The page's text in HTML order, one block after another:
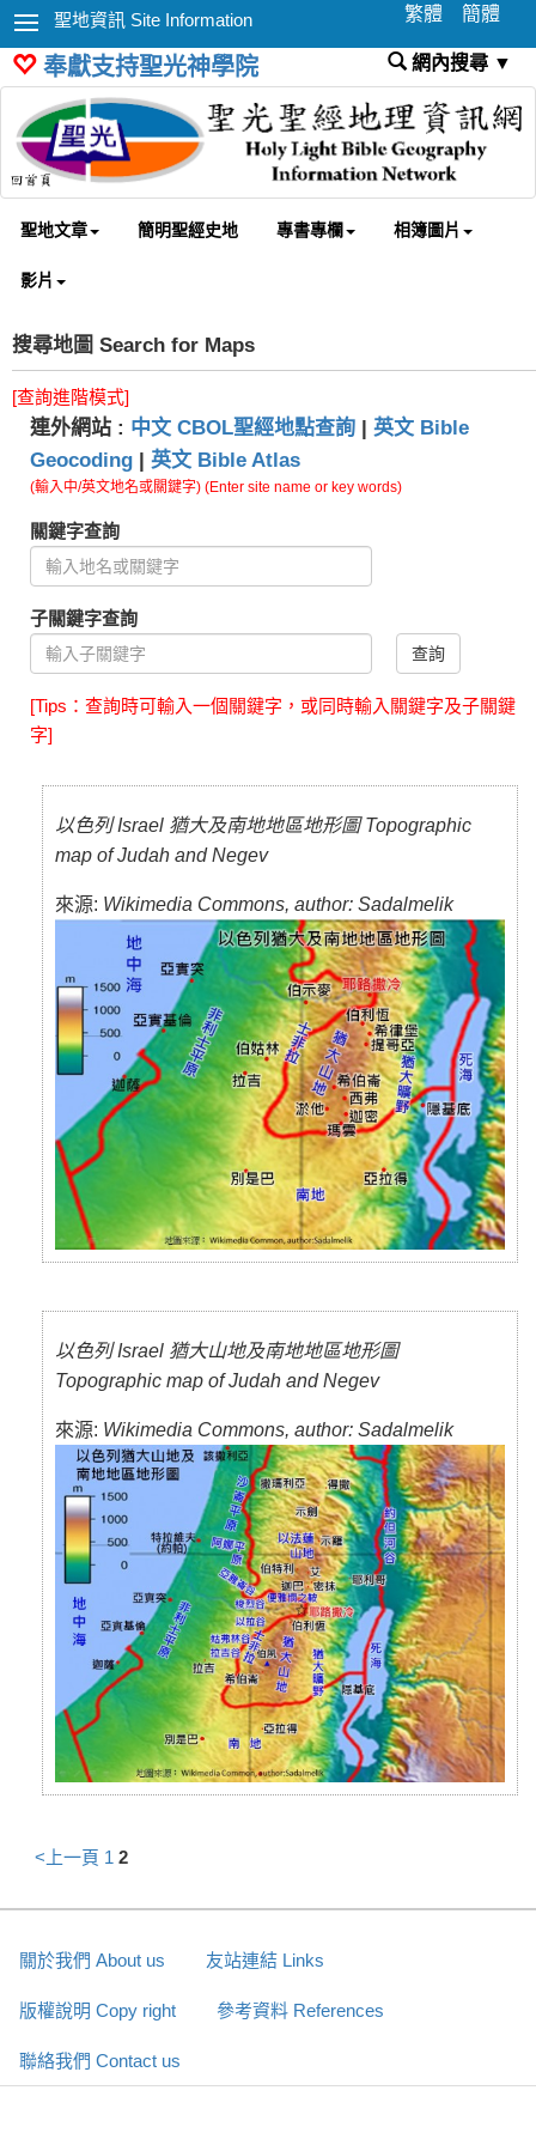
聖地資訊 Site Information 繁體 簡體
奉獻支持聖光神學院 網內搜尋 ▼
聖地文章 簡明聖經史地 專書專欄 相簿圖片
影片
搜尋地圖 Search for Maps
[查詢進階模式]
連外網站 : 中文 CBOL聖經地點查詢
英文 Bible
Geocoding
英文 Bible Atlas
(輸入中/英文地名或關鍵字) (Enter site name or key words)
關鍵字查詢
子關鍵字查詢
查詢
[Tips：查詢時可輸入一個關鍵字，或同時輸入關鍵字及子關鍵
字]
以色列 Israel 猶大及南地地區地形圖 Topographic
map of Judah and Negev
來源: Wikimedia Commons, author: Sadalmelik
以色列 Israel 猶大山地及南地地區地形圖
Topographic map of Judah and Negev
來源: Wikimedia Commons, author: Sadalmelik
<上一頁 1 2
關於我們 About us 友站連結 Links
版權說明 Copy right 參考資料 References
聯絡我們 Contact us